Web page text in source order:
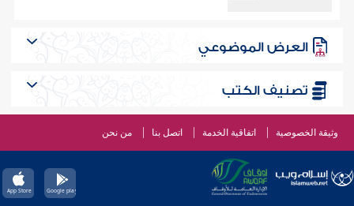
العرض الموضوعي
تصنيف الكتب
وثيقة الخصوصية اتفاقية الخدمة اتصل بنا من نحن